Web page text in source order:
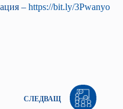
– https://bit.ly/3Pwanyo
СЛЕДВАЩ